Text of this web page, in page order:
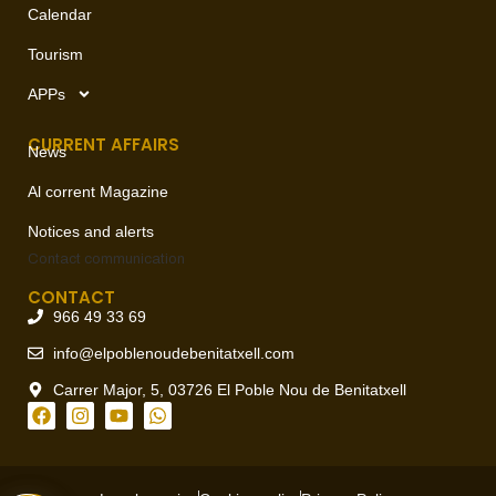
Calendar
Tourism
APPs
CURRENT AFFAIRS
News
Al corrent Magazine
Notices and alerts
Contact communication
CONTACT
966 49 33 69
info@elpoblenoudebenitatxell.com
Carrer Major, 5, 03726 El Poble Nou de Benitatxell